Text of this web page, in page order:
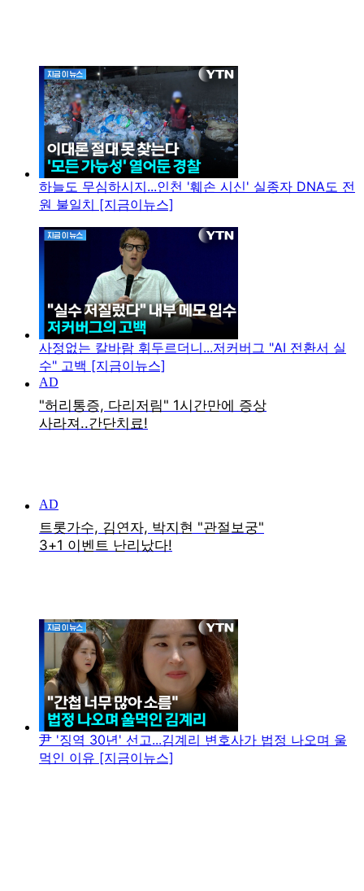
하늘도 무심하시지...인천 '훼손 시신' 실종자 DNA도 전
원 불일치 [지금이뉴스]
사정없는 칼바람 휘두르더니...저커버그 "AI 전환서 실
수" 고백 [지금이뉴스]
尹 '징역 30년' 선고...김계리 변호사가 법정 나오며 울
먹인 이유 [지금이뉴스]